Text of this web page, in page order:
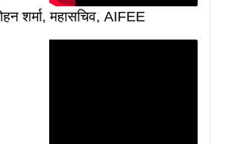
शर्मा, महासचिव, AIFEE